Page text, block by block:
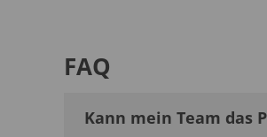
FAQ
Kann mein Team das